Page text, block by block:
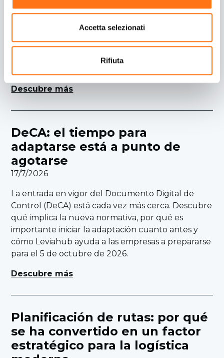
Accetta selezionati
Rifiuta
30/7/2026
IRU impulsa un nuevo marco interoperable para
el e-CMR, favoreciendo un transporte de
mercancías más digital, eficiente y preparado para
Descubre más
DeCA: el tiempo para
adaptarse está a punto de
agotarse
17/7/2026
La entrada en vigor del Documento Digital de
Control (DeCA) está cada vez más cerca. Descubre
qué implica la nueva normativa, por qué es
importante iniciar la adaptación cuanto antes y
cómo Leviahub ayuda a las empresas a prepararse
para el 5 de octubre de 2026.
Descubre más
Planificación de rutas: por qué
se ha convertido en un factor
estratégico para la logística